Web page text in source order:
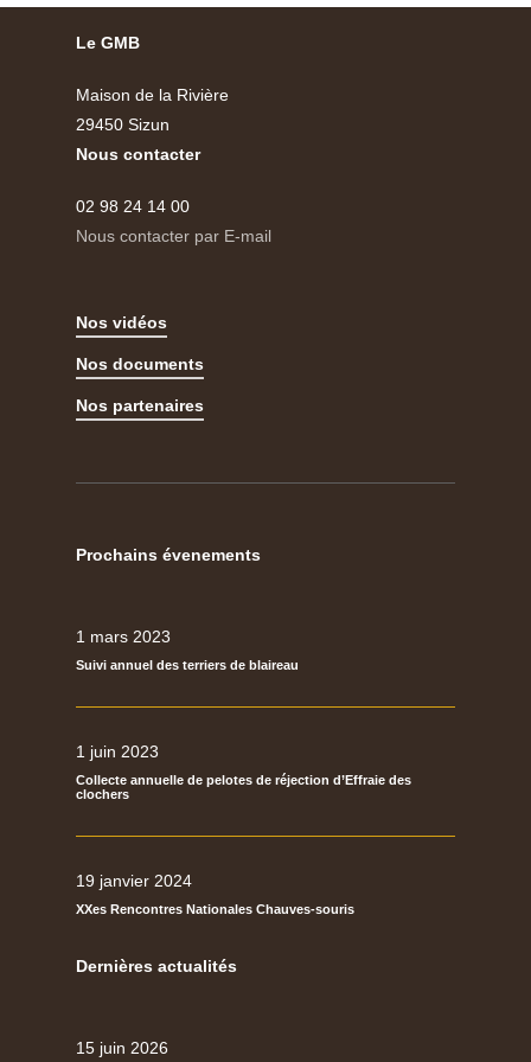
Le GMB
Maison de la Rivière
29450 Sizun
Nous contacter
02 98 24 14 00
Nous contacter par E-mail
Nos vidéos
Nos documents
Nos partenaires
Prochains évenements
1 mars 2023
Suivi annuel des terriers de blaireau
1 juin 2023
Collecte annuelle de pelotes de réjection d’Effraie des
clochers
19 janvier 2024
XXes Rencontres Nationales Chauves-souris
Dernières actualités
15 juin 2026